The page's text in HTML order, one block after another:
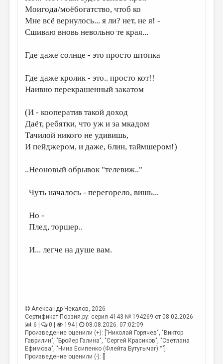
РЕЦЕНЗИРОВАНИЕ
ЦИКЛЫ ПУБЛИКАЦИЙ
ТРЕДИАКОВСКИЙ
ВКОНТАКТЕ
Моигода/моё6огатство, чтоб ко
Мне всё вернулось... я ли? нет, не я! -
Сшиваю вновь невольно те края...
Где даже солнце - это просто штопка
Где даже кролик - это.. просто кот!!
Наивно перекрашенный закатом
(И - кооператив такой доход
Даёт, ребятки, что уж и за мкадом
Тачилой никого не удивишь,
И пейджером, и даже, 6лин, таймшером!)
..Неоновый обрывок "телевиж.."
Чуть началось - перегорело, вишь...
Но -
Плед, торшер..
И... легче на душе вам.
Александр Чекалов, 2026
Сертификат Поэзия.ру: серия 4143 № 194269 от 08.02.2026
6 |
0 | 194 |
08.08.2026. 07:02:09
Произведение оценили (+): ["Николай Горячев", "Виктор
Гаврилин", "Бройер Галина", "Сергей Красиков", "Светлана
Ефимова", "Нина Есипенко (Флейта Бутугычаг) °"]
Произведение оценили (-): []